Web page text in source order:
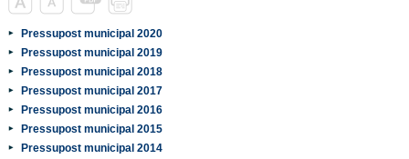
Pressupost municipal 2020
Pressupost municipal 2019
Pressupost municipal 2018
Pressupost municipal 2017
Pressupost municipal 2016
Pressupost municipal 2015
Pressupost municipal 2014